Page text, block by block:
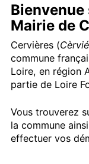
Mairie de
Cervières (
commune
Loire, en région
partie de Loire
Vous trouverez
la commune
effectuer vos